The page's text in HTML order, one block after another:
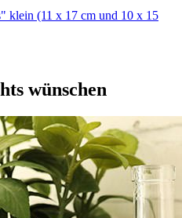
klein (11 x 17 cm und 10 x 15
wünschen